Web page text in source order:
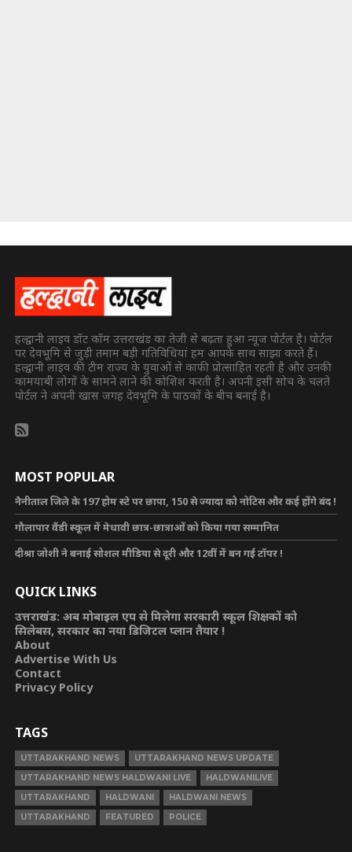
हल्द्वानी लाइव डॉट कॉम उत्तराखंड का तेजी से बढ़ता हुआ न्यूज पोर्टल है। पोर्टल
पर देवभूमि से जुड़ी तमाम बड़ी गतिविधियां हम आपके साथ साझा करते हैं।
हल्द्वानी लाइव की टीम राज्य के युवाओं से काफी प्रोत्साहित रहती है और उनकी
कामयाबी लोगों के सामने लाने की कोशिश करती है। अपनी इसी सोच के चलते
पोर्टल ने अपनी खास जगह देवभूमि के पाठकों के बीच बनाई है।
MOST POPULAR
नैनीताल जिले के 197 होम स्टे पर छापा, 150 से ज्यादा को नोटिस और कई होंगे बंद !
गौलापार वैंडी स्कूल में मेधावी छात्र-छात्राओं को किया गया सम्मानित
दीश्रा जोशी ने बनाई सोशल मीडिया से दूरी और 12वीं में बन गई टॉपर !
QUICK LINKS
उत्तराखंड: अब मोबाइल एप से मिलेगा सरकारी स्कूल शिक्षकों को
सिलेबस, सरकार का नया डिजिटल प्लान तैयार !
About
Advertise With Us
Contact
Privacy Policy
TAGS
UTTARAKHAND NEWS
UTTARAKHAND NEWS UPDATE
UTTARAKHAND NEWS HALDWANI LIVE
HALDWANILIVE
UTTARAKHAND
HALDWANI
HALDWANI NEWS
UTTARAKHAND
FEATURED POLICE